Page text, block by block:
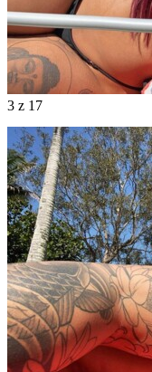
3 z 17